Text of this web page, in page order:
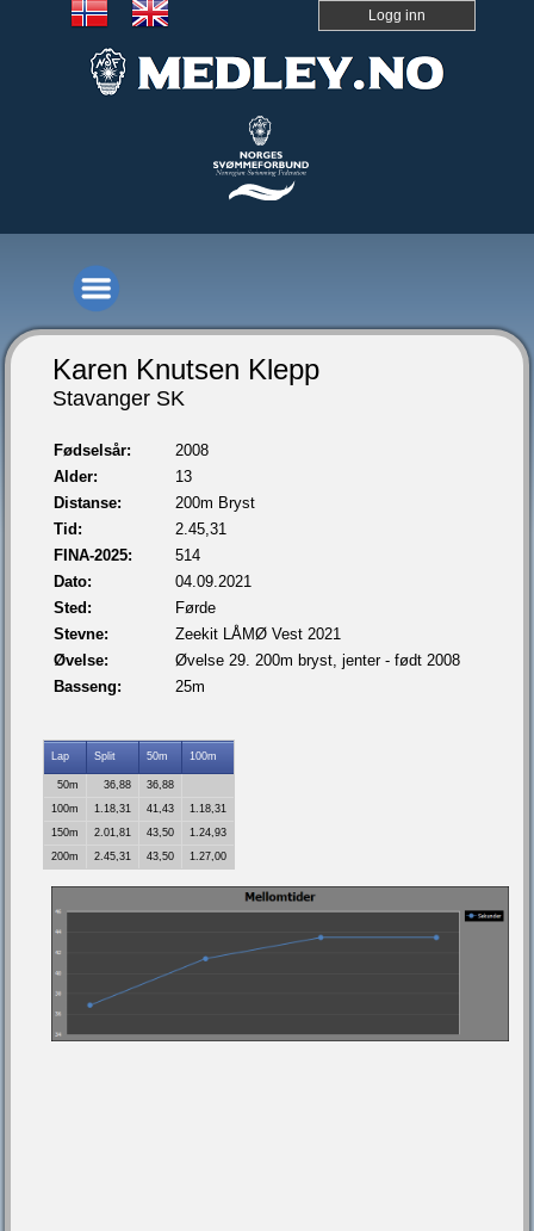
Logg inn
Karen Knutsen Klepp
Stavanger SK
Fødselsår:
2008
Alder:
13
Distanse:
200m Bryst
Tid:
2.45,31
FINA-2025:
514
Dato:
04.09.2021
Sted:
Førde
Stevne:
Zeekit LÅMØ Vest 2021
Øvelse:
Øvelse 29. 200m bryst, jenter - født 2008
Basseng:
25m
Lap Split 50m 100m
50m 36,88
36,88
100m
1.18,31 41,43
1.18,31
150m
2.01,81 43,50
1.24,93
200m
2.45,31 43,50 1.27,00